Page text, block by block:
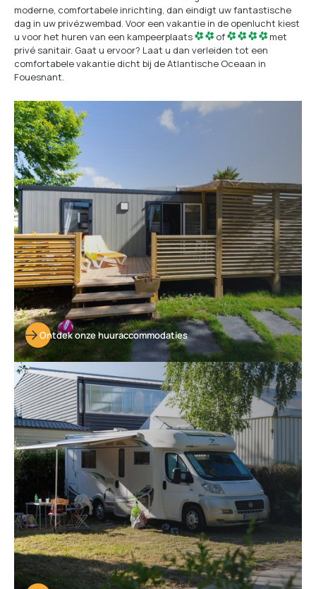
moderne, comfortabele inrichting, dan eindigt uw fantastische
dag in uw privézwembad. Voor een vakantie in de openlucht kiest
u voor het huren van een kampeerplaats
of
met
privé sanitair. Gaat u ervoor? Laat u dan verleiden tot een
comfortabele vakantie dicht bij de Atlantische Oceaan in
Fouesnant.
Ontdek onze huuraccommodaties
Ontdek
onze
huuraccommodaties
Ontdek
onze
kampeerplaatsen